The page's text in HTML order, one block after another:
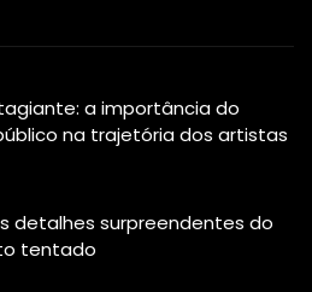
a importância do
na trajetória dos artistas
detalhes surpreendentes do
tentado